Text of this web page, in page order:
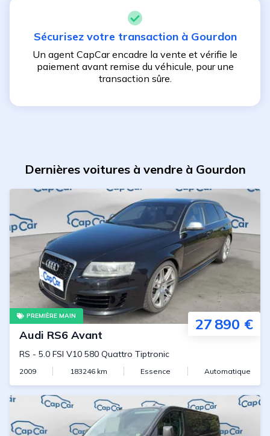
Sécurisez votre transaction à Gourdon
Un agent CapCar encadre la vente et vérifie le
paiement avant remise du véhicule, pour une
transaction sûre.
Dernières voitures à vendre à Gourdon
PREMIÈRE MAIN 27 890 €
Audi RS6 Avant
RS - 5.0 FSI V10 580 Quattro Tiptronic
2009 183246km Essence Automatique